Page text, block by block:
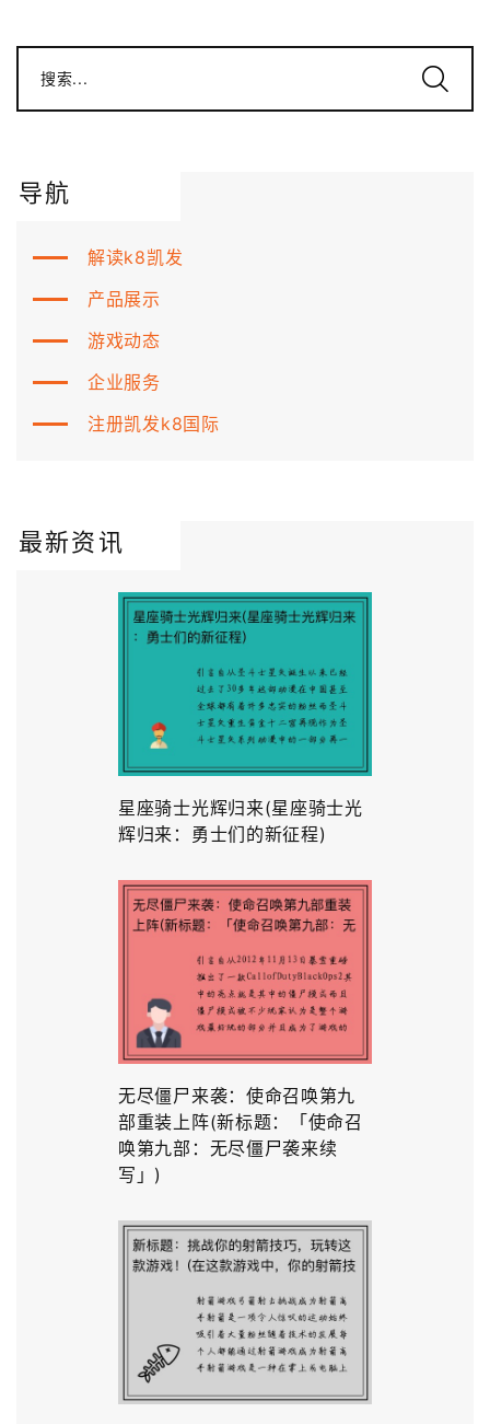
搜索...
导航
解读k8凯发
产品展示
游戏动态
企业服务
注册凯发k8国际
最新资讯
星座骑士光辉归来(星座骑士光
辉归来：勇士们的新征程)
无尽僵尸来袭：使命召唤第九
部重装上阵(新标题：「使命召
唤第九部：无尽僵尸袭来续
写」)